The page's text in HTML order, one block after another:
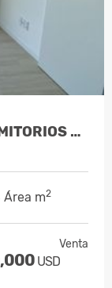
APARTAMENTO CENTRO 1 DORMITORIOS CON…
m2
Venta
USD